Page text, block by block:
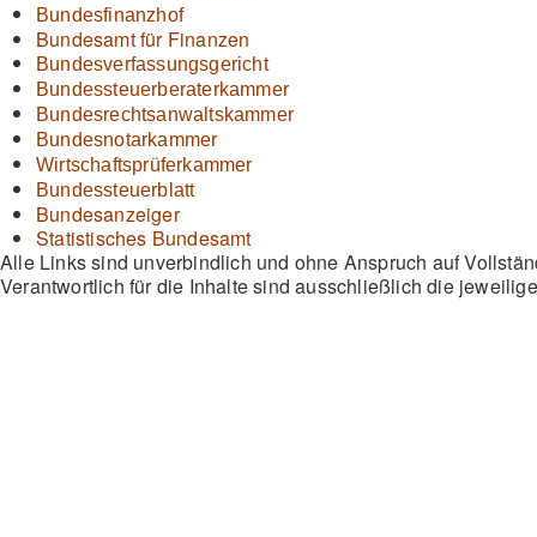
Bundesfinanzhof
Bundesamt für Finanzen
Bundesverfassungsgericht
Bundessteuerberaterkammer
Bundesrechtsanwaltskammer
Bundesnotarkammer
Wirtschaftsprüferkammer
Bundessteuerblatt
Bundesanzeiger
Statistisches Bundesamt
Alle Links sind unverbindlich und ohne Anspruch auf
Verantwortlich für die Inhalte sind ausschließlich die